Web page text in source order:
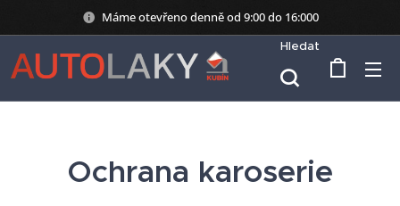
Máme otevřeno denně od 9:00 do 16:000
Hledat
Ochrana karoserie